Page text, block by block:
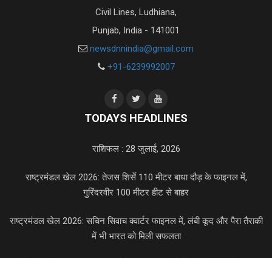
Civil Lines, Ludhiana,
Punjab, India - 141001
newsdnnindia@gmail.com
+91-6239992007
TODAYS HEADLINES
राशिफल : 28 जुलाई, 2026
राष्ट्रमंडल खेल 2026: तेजस शिर्से 110 मीटर बाधा दौड़ के फाइनल में,
गुरिंदरवीर 100 मीटर हीट से बाहर
राष्ट्रमंडल खेल 2026: सचिन सिवाच क्वार्टर फाइनल में, लंबी कूद और पैरा तैराकी
में भी भारत को मिली सफलता